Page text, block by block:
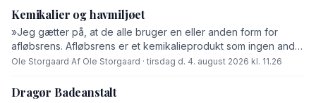
Kemikalier og havmiljøet
»Jeg gætter på, at de alle bruger en eller anden form for
afløbsrens. Afløbsrens er et kemikalieprodukt som ingen andre
end fabrikanten ved hvad består af,« skriver Ole Storgaard i
Ole Storgaard·Af Ole Storgaard · tirsdag d. 4. august 2026 kl. 11.26
Dragør Badeanstalt